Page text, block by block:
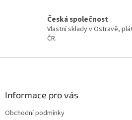
i
Česká společnost
Vlastní sklady v Ostravě,
ČR.
Informace pro vás
Obchodní podmínky